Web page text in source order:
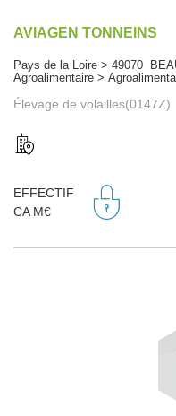
AVIAGEN TONNEINS
Pays de la Loire > 49070
Agroalimentaire >
Élevage de volailles(0147Z)
EFFECTIF
CA M€